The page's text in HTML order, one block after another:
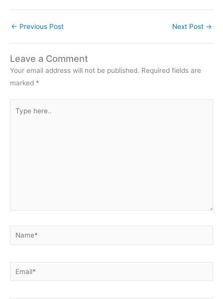
← Previous Post Next Post →
Leave a Comment
Your email address will not be published. Required fields are
marked *
here..
Name*
Email*